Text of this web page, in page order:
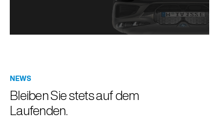
NEWS
Bleiben Sie stets auf dem
Laufenden.